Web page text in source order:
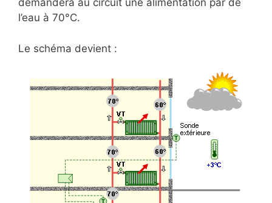
demandera au circuit une alimentation par de
l’eau à 70°C.
Le schéma devient :